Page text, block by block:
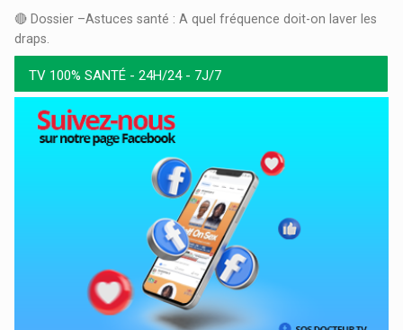
🔴 Dossier –Astuces santé : A quel fréquence doit-on laver les
draps.
TV 100% SANTÉ - 24H/24 - 7J/7